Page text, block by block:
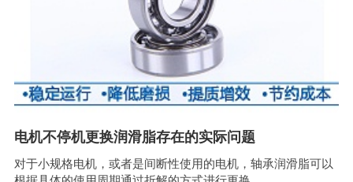
电机不停机更换润滑脂存在的实际问题
对于小规格电机，或者是间断性使用的电机，轴承润滑脂可以